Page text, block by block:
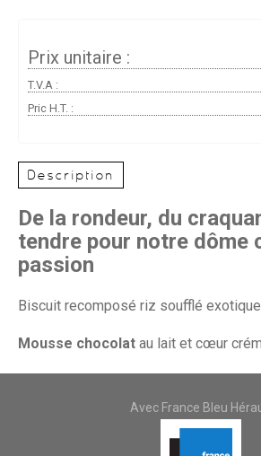
Prix unitaire :
T.V.A :
Pric H.T. :
Description
De la rondeur, du
tendre pour notre dôme
passion
Biscuit recomposé riz soufflé
Mousse chocolat au lait et cœur
Avec France Bleu